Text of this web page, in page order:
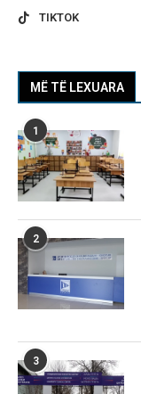
TIKTOK
MË TË LEXUARA
1
2
3